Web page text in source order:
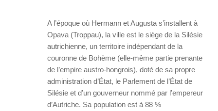
A l’époque où Hermann et Augusta s’installent à
Opava (Troppau), la ville est le siège de la Silésie
autrichienne, un territoire indépendant de la
couronne de Bohème (elle-même partie prenante
de l’empire austro-hongrois), doté de sa propre
administration d’État, le Parlement de l’État de
Silésie et d’un gouverneur nommé par l’empereur
d’Autriche. Sa population est à 88 %